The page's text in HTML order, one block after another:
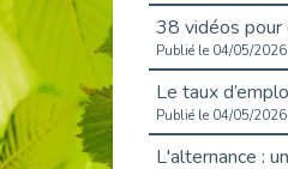
Publié le 04/05/2026
Publié le 04/05/2026